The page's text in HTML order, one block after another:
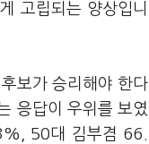
고립되는 양상입니
보가 승리해야 한다
응답이 우위를 보였
50대 김부겸 66.